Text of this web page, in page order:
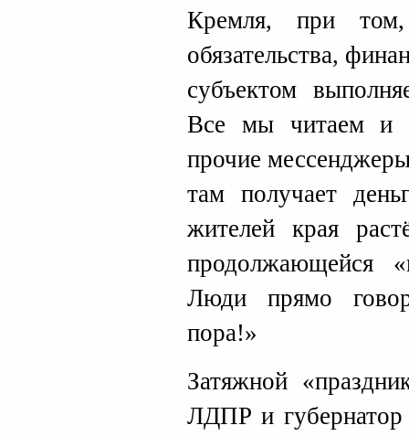
Кремля, при
обязательства,
субъектом
Все мы читаем и
прочие
там получает
жителей края
продолжающейся
Люди прямо
пора!»
Затяжной
ЛДПР и губернатор